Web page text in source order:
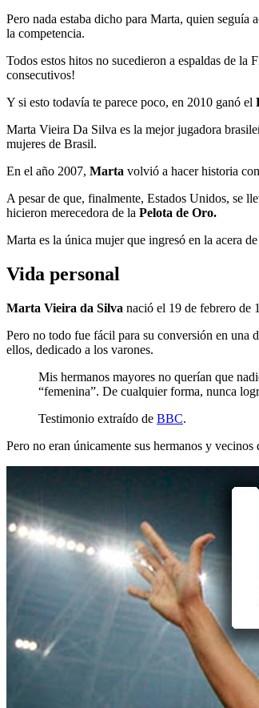
Pero nada estaba dicho para Marta, quien
la competencia.
Todos estos hitos no sucedieron a espaldas de
consecutivos!
Y si esto todavía te parece poco, en 2010 ganó el
Marta Vieira Da Silva es la mejor jugadora
mujeres de Brasil.
En el año 2007, Marta volvió a hacer historia
A pesar de que, finalmente, Estados Unidos, se
hicieron merecedora de la Pelota de Oro.
Marta es la única mujer que ingresó en la acera
Vida personal
Marta Vieira da Silva nació el 19 de febrero de
Pero no todo fue fácil para su conversión en una
ellos, dedicado a los varones.
Mis hermanos mayores no querían que
“femenina”. De cualquier forma, nunca
Testimonio extraído de BBC.
Pero no eran únicamente sus hermanos y